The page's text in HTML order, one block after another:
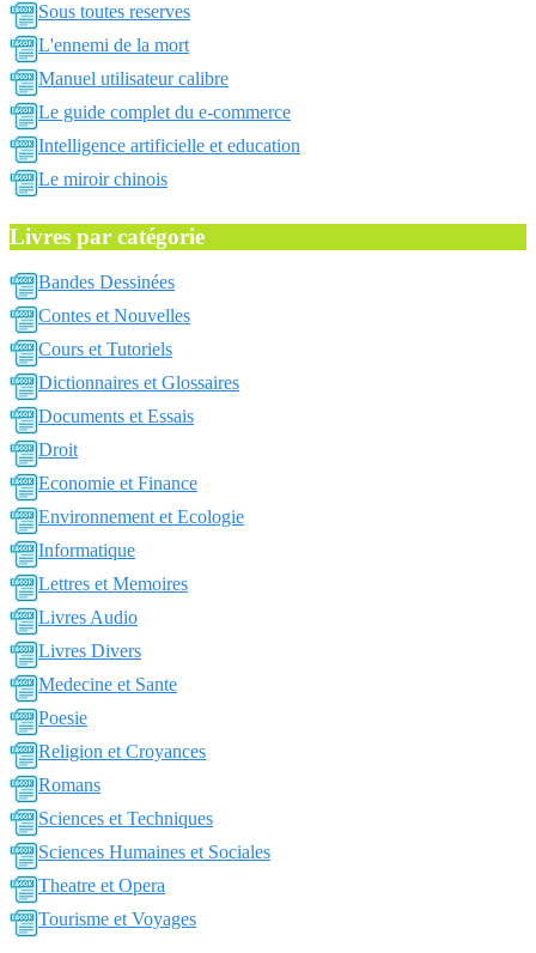
Sous toutes reserves
L'ennemi de la mort
Manuel utilisateur calibre
Le guide complet du e-commerce
Intelligence artificielle et education
Le miroir chinois
Livres par catégorie
Bandes Dessinées
Contes et Nouvelles
Cours et Tutoriels
Dictionnaires et Glossaires
Documents et Essais
Droit
Economie et Finance
Environnement et Ecologie
Informatique
Lettres et Memoires
Livres Audio
Livres Divers
Medecine et Sante
Poesie
Religion et Croyances
Romans
Sciences et Techniques
Sciences Humaines et Sociales
Theatre et Opera
Tourisme et Voyages